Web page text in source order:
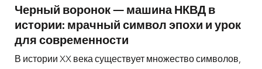
Черный воронок — машина НКВД в
истории: мрачный символ эпохи и урок
для современности
В истории XX века существует множество символов,